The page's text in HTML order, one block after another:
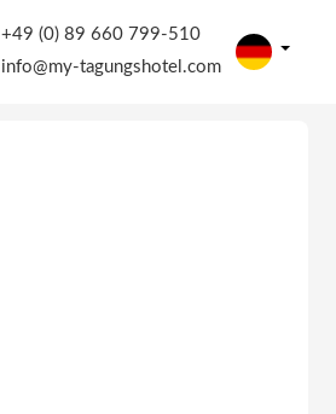
+49 (0) 89 660 799-510
info@my-tagungshotel.com